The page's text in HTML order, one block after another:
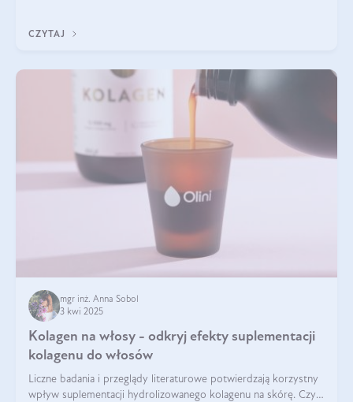
CZYTAJ
mgr inż. Anna Sobol
3 kwi 2025
Kolagen na włosy - odkryj efekty suplementacji
kolagenu do włosów
Liczne badania i przeglądy literaturowe potwierdzają korzystny
wpływ suplementacji hydrolizowanego kolagenu na skórę. Czy